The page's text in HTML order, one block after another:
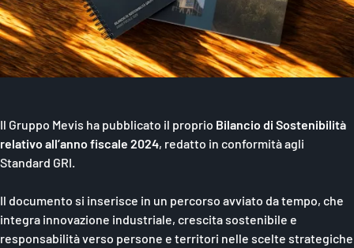
Il Gruppo Mevis ha pubblicato il proprio Bilancio di Sostenibilità
relativo all’anno fiscale 2024, redatto in conformità agli
Standard GRI.
Il documento si inserisce in un percorso avviato da tempo, che
integra innovazione industriale, crescita sostenibile e
responsabilità verso persone e territori nelle scelte strategiche